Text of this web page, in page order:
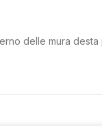
delle mura desta